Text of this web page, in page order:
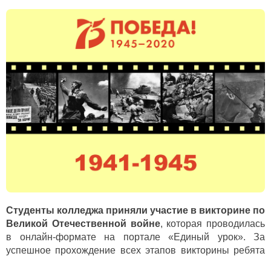
Студенты колледжа приняли участие в викторине по
Великой Отечественной войне, которая проводилась
в онлайн-формате на портале «Единый урок». За
успешное прохождение всех этапов викторины ребята